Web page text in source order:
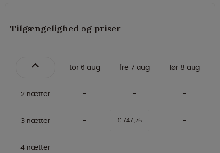
Tilgængelighed og priser
tor 6 aug fre 7 aug lør 8 aug
2 nætter
3 nætter € 747,75
4 nætter